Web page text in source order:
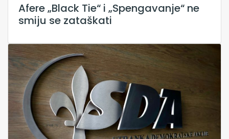
Afere „Black Tie“ i „Spengavanje“ ne
smiju se zataškati